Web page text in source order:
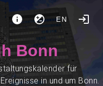
EN
Bonn
für
in und um Bonn.